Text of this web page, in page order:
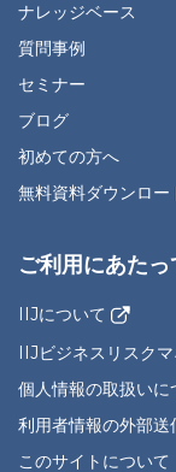
ナレッジベース
質問事例
セミナー
ブログ
初めての方へ
無料資料ダウンロー
ご利用にあたっ
IIJについて
IIJビジネスリスク
個人情報の取扱いに
利用者情報の外部送
このサイトについて